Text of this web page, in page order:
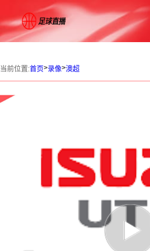
当前位置:首页>录像>澳超